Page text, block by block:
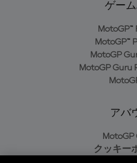
ゲー
MotoGP™
MotoGP™
MotoGP
MotoGP Guru
アバ
MotoGP
クッキー